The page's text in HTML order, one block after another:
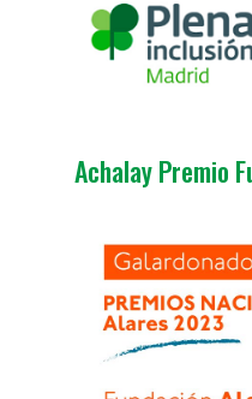
Achalay Premio